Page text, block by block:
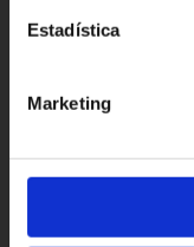
Estadística
Marketing